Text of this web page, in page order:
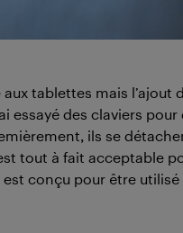
tablettes mais l’ajout
essayé des claviers
ils se
tout à fait acceptable
conçu pour être